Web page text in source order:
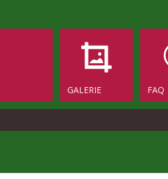
FAQ
GALERIE